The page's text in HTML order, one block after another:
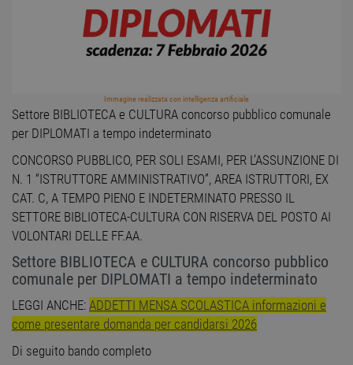
Immagine realizzata con intelligenza artificiale
Settore BIBLIOTECA e CULTURA concorso pubblico comunale
per DIPLOMATI a tempo indeterminato
CONCORSO PUBBLICO, PER SOLI ESAMI, PER L’ASSUNZIONE DI
N. 1 “ISTRUTTORE AMMINISTRATIVO”, AREA ISTRUTTORI, EX
CAT. C, A TEMPO PIENO E INDETERMINATO PRESSO IL
SETTORE BIBLIOTECA-CULTURA CON RISERVA DEL POSTO AI
VOLONTARI DELLE FF.AA.
Settore BIBLIOTECA e CULTURA concorso pubblico
comunale per DIPLOMATI a tempo indeterminato
LEGGI ANCHE: ADDETTI MENSA SCOLASTICA informazioni e
come presentare domanda per candidarsi 2026
Di seguito bando completo